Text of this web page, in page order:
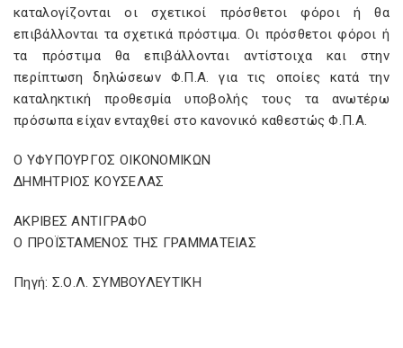
καταλογίζονται οι σχετικοί πρόσθετοι φόροι ή θα
επιβάλλονται τα σχετικά πρόστιμα. Οι πρόσθετοι φόροι ή
τα πρόστιμα θα επιβάλλονται αντίστοιχα και στην
περίπτωση δηλώσεων Φ.Π.Α. για τις οποίες κατά την
καταληκτική προθεσμία υποβολής τους τα ανωτέρω
πρόσωπα είχαν ενταχθεί στο κανονικό καθεστώς Φ.Π.Α.
Ο ΥΦΥΠΟΥΡΓΟΣ ΟΙΚΟΝΟΜΙΚΩΝ
ΔΗΜΗΤΡΙΟΣ ΚΟΥΣΕΛΑΣ
ΑΚΡΙΒΕΣ ΑΝΤΙΓΡΑΦΟ
Ο ΠΡΟΪΣΤΑΜΕΝΟΣ ΤΗΣ ΓΡΑΜΜΑΤΕΙΑΣ
Πηγή: Σ.Ο.Λ. ΣΥΜΒΟΥΛΕΥΤΙΚΗ